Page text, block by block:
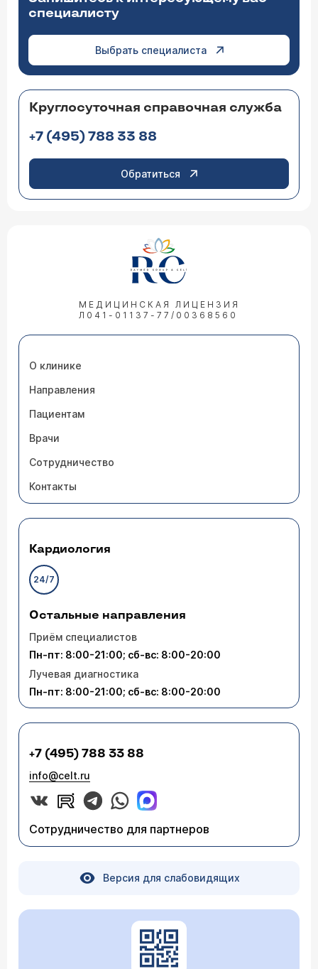
специалисту
Выбрать специалиста
Круглосуточная справочная служба
+7 (495) 788 33 88
Обратиться
МЕДИЦИНСКАЯ ЛИЦЕНЗИЯ
Л041-01137-77/00368560
О клинике
Направления
Пациентам
Врачи
Сотрудничество
Контакты
Кардиология
24/7
Остальные направления
Приём специалистов
Пн-пт: 8:00-21:00; сб-вс: 8:00-20:00
Лучевая диагностика
Пн-пт: 8:00-21:00; сб-вс: 8:00-20:00
+7 (495) 788 33 88
info@celt.ru
Сотрудничество для партнеров
Версия для слабовидящих